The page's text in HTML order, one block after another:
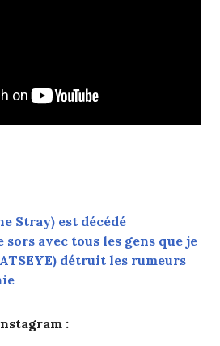
Stray) est décédé
sors avec tous les gens que je
détruit les rumeurs
: